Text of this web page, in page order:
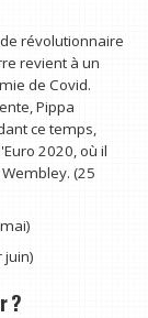
révolutionnaire
revient à un
de Covid.
Pippa
ce temps,
2020, où il
(25
juin)
?